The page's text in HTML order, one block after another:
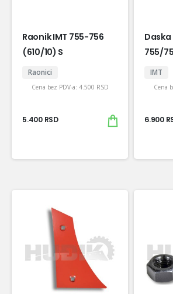
Raonik IMT 755-756
(610/10) S
Raonici
Cena bez PDV-a: 4.500 RSD
5.400 RSD
Daska
755/
IMT
Cena
6.900